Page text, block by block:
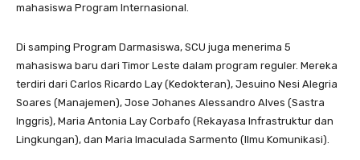
mahasiswa Program Internasional.
Di samping Program Darmasiswa, SCU juga menerima 5
mahasiswa baru dari Timor Leste dalam program reguler. Mereka
terdiri dari Carlos Ricardo Lay (Kedokteran), Jesuino Nesi Alegria
Soares (Manajemen), Jose Johanes Alessandro Alves (Sastra
Inggris), Maria Antonia Lay Corbafo (Rekayasa Infrastruktur dan
Lingkungan), dan Maria Imaculada Sarmento (Ilmu Komunikasi).